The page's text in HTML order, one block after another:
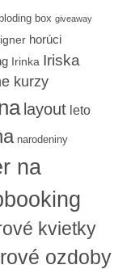
box giveaway
horúci
Irinka Iriska
kurzy
layout leto
narodeniny
na
kvietky
ozdoby